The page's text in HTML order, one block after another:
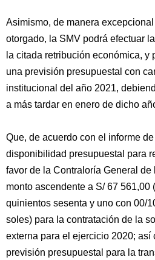
Asimismo, de manera
otorgado, la SMV podrá efectuar
la citada retribución económica, y
una previsión presupuestal con
institucional del año 2021,
a más tardar en enero de dicho
Que, de acuerdo con el informe
disponibilidad presupuestal para
favor de la Contraloría General de
monto ascendente a S/ 67 561,00
quinientos sesenta y uno con 00/
soles) para la contratación de la
externa para el ejercicio 2020; así
previsión presupuestal para la